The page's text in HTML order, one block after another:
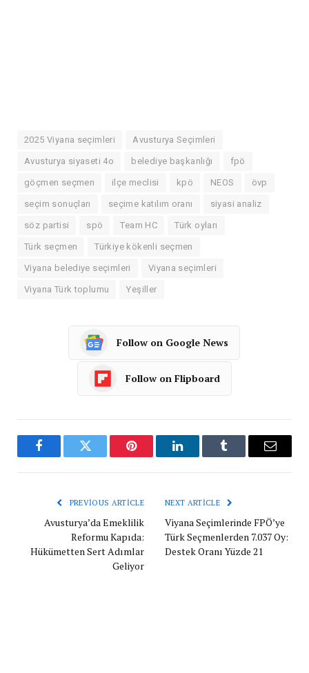
2025 Viyana seçimleri Avusturya Seçimleri
Avusturya siyaseti 4o belediye başkanlığı fpö
göçmen seçmen ilçe meclisi kpö NEOS övp
seçim sonuçları seçime katılım oranı siyasi analiz
söz partisi spö Team HC Türk oyları
Türk seçmen Türkiye kökenli seçmen
Viyana belediye seçimleri Viyana seçimleri
Viyana Türk toplumu Yeşiller
Follow on Google News
Follow on Flipboard
FacebookTwitter Pinterest LinkedInTumblr Email
PREVIOUS ARTICLE
Avusturya’da Emeklilik
Reformu Kapıda:
Hükümetten Sert Adımlar
Geliyor
NEXT ARTICLE
Viyana Seçimlerinde FPÖ’ye
Türk Seçmenlerden 7.037 Oy:
Destek Oranı Yüzde 21